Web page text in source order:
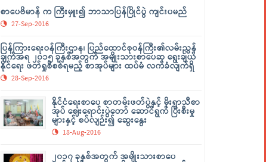
စာပေဗိမာန် က ကြီးမှူး၍ ဘာသာပြန်ပြိုင်ပွဲ ကျင်းပမည်
27-Sep-2016
ပြန်ကြားရေးဝန်ကြီးဌာန၊ ပြည်ထောင်စုဝန်ကြီး၏လမ်းညွှန်
ချက်အရ ၂၀၁၅ ခုနှစ်အတွက် အမျိုးသားစာပေဆု ရွေးချယ်
နိုင်ရေး ဖတ်ရှုစိစစ်ရမည့် စာအုပ်များ ထပ်မံ လက်ခံလျက်ရှိ
28-Sep-2016
နိုင်ငံရေးစာပေ စာတမ်းဖတ်ပွဲနှင့် မိုးရာသီစာ
အုပ် ဈေးရောင်းပွဲတော် ဆောင်ရွက် ပြီးစီးမှု
များနှင့် စပ်လျဉ်း၍ ဆွေးနွေး
18-Aug-2016
၂၀၁၇ ခုနှစ်အတွက် အမျိုးသားစာပေ